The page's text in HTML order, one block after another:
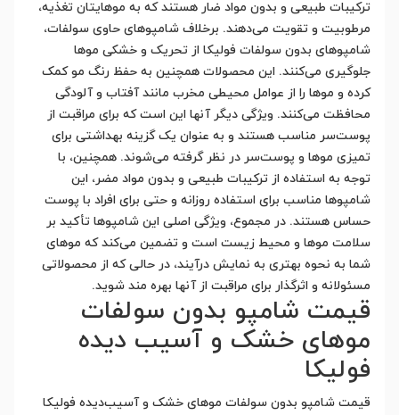
ترکیبات طبیعی و بدون مواد ضار هستند که به موهایتان تغذیه،
مرطوبیت و تقویت می‌دهند. برخلاف شامپوهای حاوی سولفات،
شامپوهای بدون سولفات فولیکا از تحریک و خشکی موها
جلوگیری می‌کنند. این محصولات همچنین به حفظ رنگ مو کمک
کرده و موها را از عوامل محیطی مخرب مانند آفتاب و آلودگی
محافظت می‌کنند. ویژگی دیگر آنها این است که برای مراقبت از
پوست‌سر مناسب هستند و به عنوان یک گزینه بهداشتی برای
تمیزی موها و پوست‌سر در نظر گرفته می‌شوند. همچنین، با
توجه به استفاده از ترکیبات طبیعی و بدون مواد مضر، این
شامپوها مناسب برای استفاده روزانه و حتی برای افراد با پوست
حساس هستند. در مجموع، ویژگی اصلی این شامپوها تأکید بر
سلامت موها و محیط زیست است و تضمین می‌کند که موهای
شما به نحوه بهتری به نمایش درآیند، در حالی که از محصولاتی
مسئولانه و اثرگذار برای مراقبت از آنها بهره مند شوید.
قیمت شامپو بدون سولفات
موهای خشک و آسیب دیده
فولیکا
قیمت شامپو بدون سولفات موهای خشک و آسیب‌دیده فولیکا